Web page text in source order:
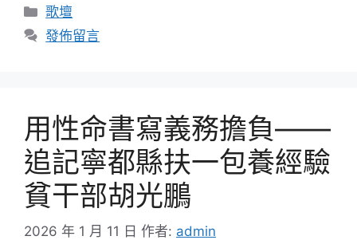
分
類
歌壇
發佈留言
用性命書寫義務擔負——
追記寧都縣扶一包養經驗
貧干部胡光鵬
2026 年 1 月 11 日 作者: admin